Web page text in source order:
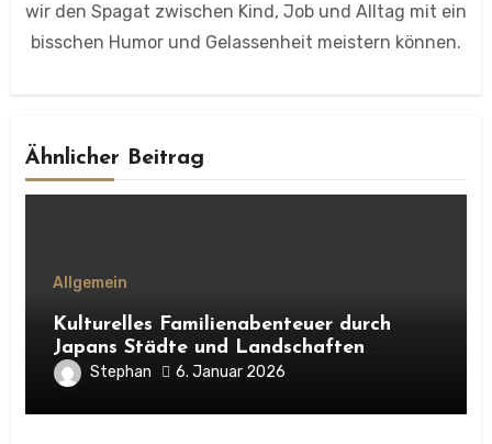
wir den Spagat zwischen Kind, Job und Alltag mit ein
bisschen Humor und Gelassenheit meistern können.
Ähnlicher Beitrag
Allgemein
Kulturelles Familienabenteuer durch
Japans Städte und Landschaften
erlebenStephan 6. Januar 2026